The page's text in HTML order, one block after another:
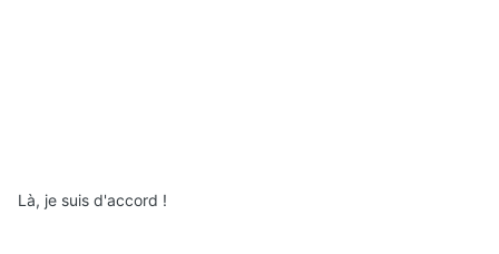
Là, je suis d'accord !